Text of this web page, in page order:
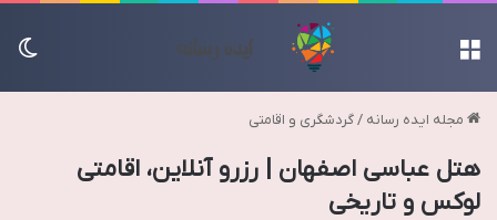
مجله ایده رسانه /گردشگری و اقامتی
هتل عباسی اصفهان | رزرو آنلاین، اقامتی
لوکس و تاریخی